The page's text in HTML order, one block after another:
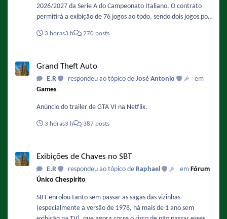
2026/2027 da Serie A do Campeonato Italiano. O contrato
permitirá a exibição de 76 jogos ao todo, sendo dois jogos por
canal oficial da SportyNet no YouTube, de forma gratuita, e na
serie-a-italiana-apos-acordo-de-sublicenciamento-com-a-
espn/
3 horas3 h 270 posts
Grand Theft Auto
E.R respondeu ao tópico de José Antonio
em
Games
Anúncio do trailer de GTA VI na Netflix.
3 horas3 h 387 posts
Exibições de Chaves no SBT
E.R respondeu ao tópico de Raphael em Fórum
Único Chespirito
SBT enrolou tanto sem passar as sagas das vizinhas
(especialmente a versão de 1978, há mais de 1 ano sem